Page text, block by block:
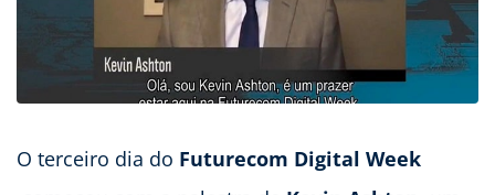
O terceiro dia do Futurecom Digital Week